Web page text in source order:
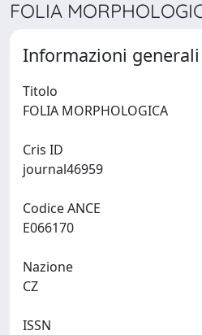
FOLIA
Informazioni generali
Titolo
Cris ID
Codice ANCE
Nazione
ISSN